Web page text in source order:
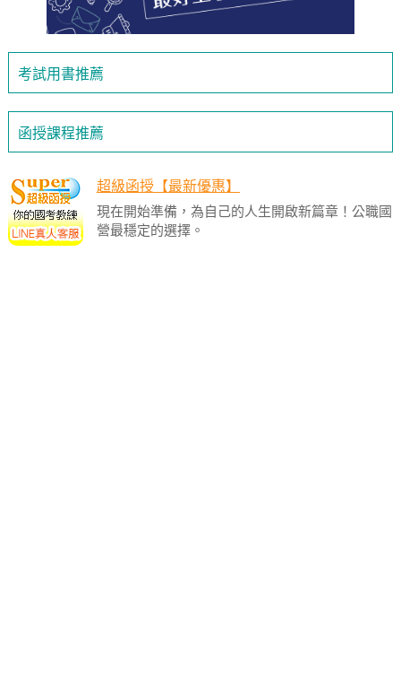
考試用書推薦
函授課程推薦
超級函授【最新優惠】
現在開始準備，為自己的人生開啟新篇章！公職國
營最穩定的選擇。